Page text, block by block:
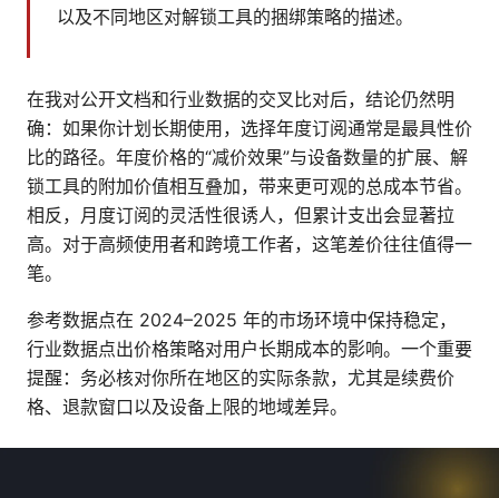
以及不同地区对解锁工具的捆绑策略的描述。
在我对公开文档和行业数据的交叉比对后，结论仍然明
确：如果你计划长期使用，选择年度订阅通常是最具性价
比的路径。年度价格的“减价效果”与设备数量的扩展、解
锁工具的附加价值相互叠加，带来更可观的总成本节省。
相反，月度订阅的灵活性很诱人，但累计支出会显著拉
高。对于高频使用者和跨境工作者，这笔差价往往值得一
笔。
参考数据点在 2024–2025 年的市场环境中保持稳定，
行业数据点出价格策略对用户长期成本的影响。一个重要
提醒：务必核对你所在地区的实际条款，尤其是续费价
格、退款窗口以及设备上限的地域差异。